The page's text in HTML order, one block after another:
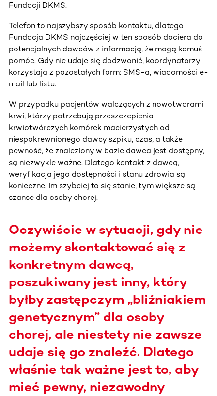
Fundacji DKMS.
Telefon to najszybszy sposób kontaktu, dlatego
Fundacja DKMS najczęściej w ten sposób dociera do
potencjalnych dawców z informacją, że mogą komuś
pomóc. Gdy nie udaje się dodzwonić, koordynatorzy
korzystają z pozostałych form: SMS-a, wiadomości e-
mail lub listu.
W przypadku pacjentów walczących z nowotworami
krwi, którzy potrzebują przeszczepienia
krwiotwórczych komórek macierzystych od
niespokrewnionego dawcy szpiku, czas, a także
pewność, że znaleziony w bazie dawca jest dostępny,
są niezwykle ważne. Dlatego kontakt z dawcą,
weryfikacja jego dostępności i stanu zdrowia są
konieczne. Im szybciej to się stanie, tym większe są
szanse dla osoby chorej.
Oczywiście w sytuacji, gdy nie
możemy skontaktować się z
konkretnym dawcą,
poszukiwany jest inny, który
byłby zastępczym „bliźniakiem
genetycznym” dla osoby
chorej, ale niestety nie zawsze
udaje się go znaleźć. Dlatego
właśnie tak ważne jest to, aby
mieć pewny, niezawodny